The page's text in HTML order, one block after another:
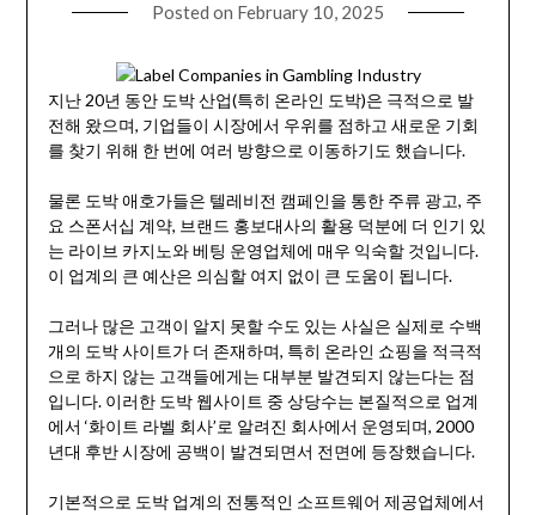
Posted on February 10, 2025
지난 20년 동안 도박 산업(특히 온라인 도박)은 극적으로 발
전해 왔으며, 기업들이 시장에서 우위를 점하고 새로운 기회
를 찾기 위해 한 번에 여러 방향으로 이동하기도 했습니다.
물론 도박 애호가들은 텔레비전 캠페인을 통한 주류 광고, 주
요 스폰서십 계약, 브랜드 홍보대사의 활용 덕분에 더 인기 있
는 라이브 카지노와 베팅 운영업체에 매우 익숙할 것입니다.
이 업계의 큰 예산은 의심할 여지 없이 큰 도움이 됩니다.
그러나 많은 고객이 알지 못할 수도 있는 사실은 실제로 수백
개의 도박 사이트가 더 존재하며, 특히 온라인 쇼핑을 적극적
으로 하지 않는 고객들에게는 대부분 발견되지 않는다는 점
입니다. 이러한 도박 웹사이트 중 상당수는 본질적으로 업계
에서 ‘화이트 라벨 회사’로 알려진 회사에서 운영되며, 2000
년대 후반 시장에 공백이 발견되면서 전면에 등장했습니다.
기본적으로 도박 업계의 전통적인 소프트웨어 제공업체에서